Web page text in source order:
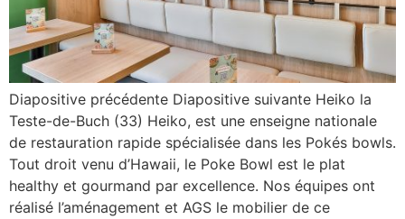
Diapositive précédente Diapositive suivante Heiko la
Teste-de-Buch (33) Heiko, est une enseigne nationale
de restauration rapide spécialisée dans les Pokés bowls.
Tout droit venu d’Hawaii, le Poke Bowl est le plat
healthy et gourmand par excellence. Nos équipes ont
réalisé l’aménagement et AGS le mobilier de ce